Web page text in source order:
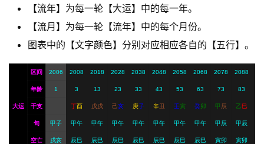
【流年】为每一轮【大运】中的每一年。
【流月】为每一轮【流年】中的每个月份。
图表中的【文字颜色】分别对应相应各自的【五行】。
大运
区间 2006 2008 2018 2028 2038 2048 2058 2068 2078 2088
年龄 1 3 13 23 33 43 53 63 73 83
干支 丁酉 戊戌 己亥 庚子 辛丑 壬寅 癸卯 甲 辰 乙巳
旬 甲子 甲午 甲午 甲午 甲午 甲午 甲午 甲午 甲辰 甲辰
空亡 戌亥 辰巳 辰巳 辰巳 辰巳 辰巳 辰巳 辰巳 寅卯 寅卯